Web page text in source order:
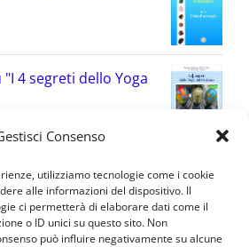
Consenso
utilizziamo tecnologie come i cookie
alle informazioni del dispositivo. Il
ci permetterà di elaborare dati come il
o ID unici su questo sito. Non
può influire negativamente su alcune
4 segreti dello Yoga